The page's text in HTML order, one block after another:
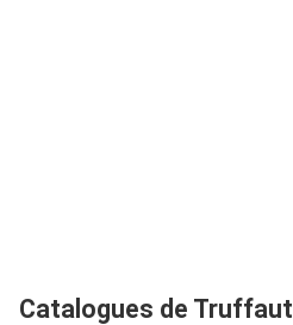
Catalogues de Truffaut